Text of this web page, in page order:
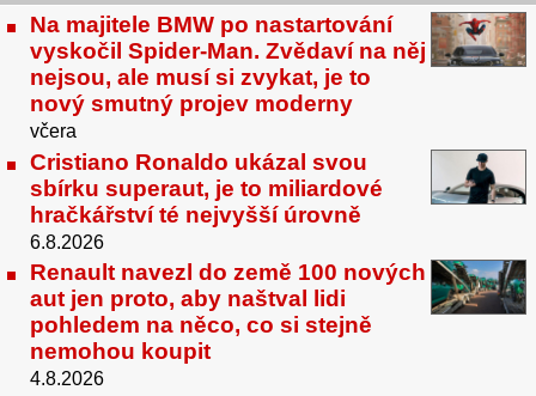
Na majitele BMW po nastartování
vyskočil Spider-Man. Zvědaví na něj
nejsou, ale musí si zvykat, je to
nový smutný projev moderny
včera
Cristiano Ronaldo ukázal svou
sbírku superaut, je to miliardové
hračkářství té nejvyšší úrovně
6.8.2026
Renault navezl do země 100 nových
aut jen proto, aby naštval lidi
pohledem na něco, co si stejně
nemohou koupit
4.8.2026